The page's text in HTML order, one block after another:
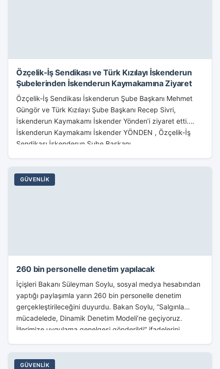
Özçelik-İş Sendikası ve Türk Kızılayı İskenderun
Şubelerinden İskenderun Kaymakamına Ziyaret
Özçelik-İş Sendikası İskenderun Şube Başkanı Mehmet
Güngör ve Türk Kızılayı Şube Başkanı Recep Sivri,
İskenderun Kaymakamı İskender Yönden’i ziyaret etti.
İskenderun Kaymakamı İskender YÖNDEN , Özçelik-İş
Sendikası İskenderun Şube Başkanı...
GÜVENLIK
260 bin personelle denetim yapılacak
İçişleri Bakanı Süleyman Soylu, sosyal medya hesabından
yaptığı paylaşımla yarın 260 bin personelle denetim
gerçekleştirileceğini duyurdu. Bakan Soylu, “Salgınla
mücadelede, Dinamik Denetim Modeli’ne geçiyoruz.
İllerimize uygulama genelgesi gönderildi” ifadelerini
GÜVENLIK